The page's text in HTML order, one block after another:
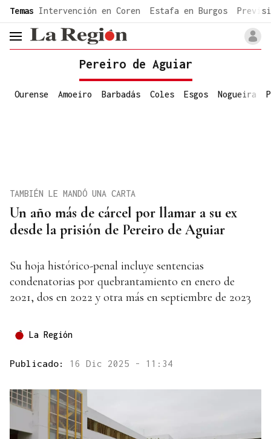
common.go-to-content
Temas Intervención en Coren Estafa en Burgos
header.menu.open
Pereiro de Aguiar
Ourense Amoeiro Barbadás Coles Esgos Nogueira
Un año más de cárcel por llamar a su ex
desde la prisión de Pereiro de Aguiar
TAMBIÉN LE MANDÓ UNA CARTA
Su hoja histórico-penal incluye sentencias
condenatorias por quebrantamiento en enero de
2021, dos en 2022 y otra más en septiembre de 2023
La Región
Publicado: 16 Dic 2025 - 11:34